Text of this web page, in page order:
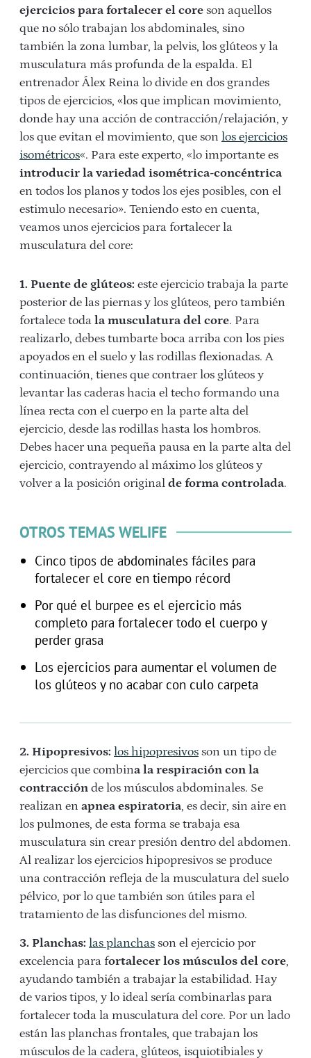
ejercicios para fortalecer el core son aquellos
que no sólo trabajan los abdominales, sino
también la zona lumbar, la pelvis, los glúteos y la
musculatura más profunda de la espalda. El
entrenador Álex Reina lo divide en dos grandes
tipos de ejercicios, «los que implican movimiento,
donde hay una acción de contracción/relajación, y
los que evitan el movimiento, que son los ejercicios
isométricos«. Para este experto, «lo importante es
introducir la variedad isométrica-concéntrica
en todos los planos y todos los ejes posibles, con el
estimulo necesario». Teniendo esto en cuenta,
veamos unos ejercicios para fortalecer la
musculatura del core:
1. Puente de glúteos: este ejercicio trabaja la parte
posterior de las piernas y los glúteos, pero también
fortalece toda la musculatura del core. Para
realizarlo, debes tumbarte boca arriba con los pies
apoyados en el suelo y las rodillas flexionadas. A
continuación, tienes que contraer los glúteos y
levantar las caderas hacia el techo formando una
línea recta con el cuerpo en la parte alta del
ejercicio, desde las rodillas hasta los hombros.
Debes hacer una pequeña pausa en la parte alta del
ejercicio, contrayendo al máximo los glúteos y
volver a la posición original de forma controlada.
OTROS TEMAS WELIFE
Cinco tipos de abdominales fáciles para
fortalecer el core en tiempo récord
Por qué el burpee es el ejercicio más
completo para fortalecer todo el cuerpo y
perder grasa
Los ejercicios para aumentar el volumen de
los glúteos y no acabar con culo carpeta
2. Hipopresivos: los hipopresivos son un tipo de
ejercicios que combina la respiración con la
contracción de los músculos abdominales. Se
realizan en apnea espiratoria, es decir, sin aire en
los pulmones, de esta forma se trabaja esa
musculatura sin crear presión dentro del abdomen.
Al realizar los ejercicios hipopresivos se produce
una contracción refleja de la musculatura del suelo
pélvico, por lo que también son útiles para el
tratamiento de las disfunciones del mismo.
3. Planchas: las planchas son el ejercicio por
excelencia para fortalecer los músculos del core,
ayudando también a trabajar la estabilidad. Hay
de varios tipos, y lo ideal sería combinarlas para
fortalecer toda la musculatura del core. Por un lado
están las planchas frontales, que trabajan los
músculos de la cadera, glúteos, isquiotibiales y